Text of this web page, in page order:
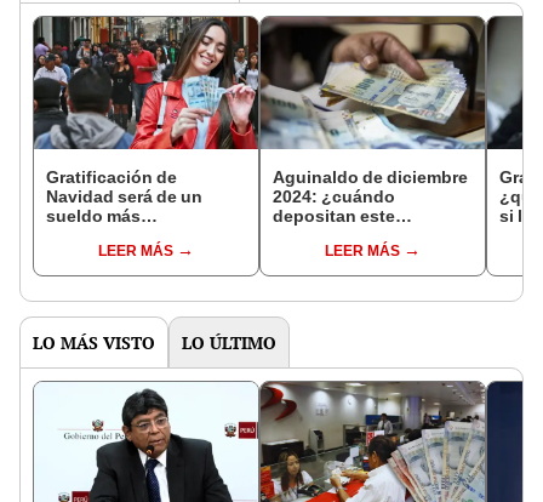
Gratificación de
Navidad será de un
sueldo más
diciembre para
trabajadores en Perú
LEER MÁS
Aguinaldo de diciembre
2024: ¿cuándo
depositan este
trabajadores del sector
público?
LEER MÁS
si la
LO MÁS VISTO LO ÚLTIMO